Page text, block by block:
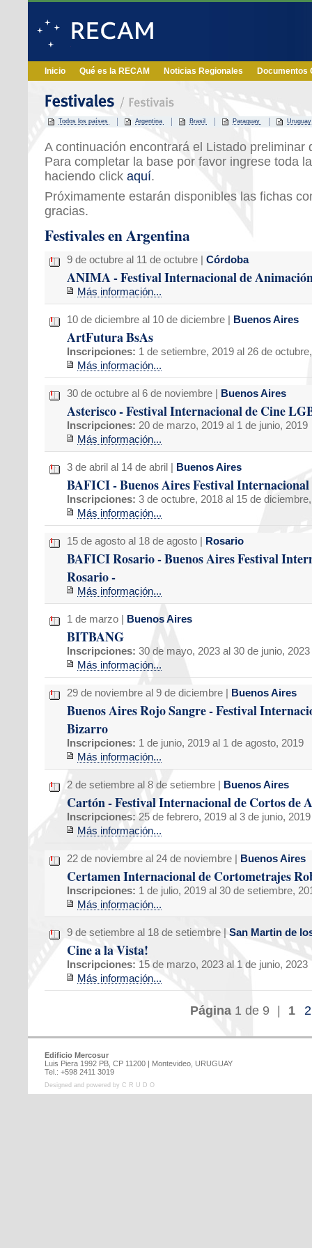
Inicio Qué es la RECAM Noticias Regionales Documentos
Todos los países Argentina Brasil Paraguay Uruguay
A continuación encontrará el Listado preliminar
Para completar la base por favor ingrese toda
haciendo click aquí.
Próximamente estarán disponibles las fichas
gracias.
Festivales en Argentina
9 de octubre al 11 de octubre | Córdoba
ANIMA - Festival Internacional de
Más información...
10 de diciembre al 10 de diciembre | Buenos Aires
ArtFutura BsAs
Inscripciones: 1 de setiembre, 2019 al 26 de
Más información...
30 de octubre al 6 de noviembre | Buenos Aires
Asterisco - Festival Internacional de Cine
Inscripciones: 20 de marzo, 2019 al 1 de junio, 2019
Más información...
3 de abril al 14 de abril | Buenos Aires
BAFICI - Buenos Aires Festival
Inscripciones: 3 de octubre, 2018 al 15 de
Más información...
15 de agosto al 18 de agosto | Rosario
BAFICI Rosario - Buenos Aires Festival
Rosario -
Más información...
1 de marzo | Buenos Aires
BITBANG
Inscripciones: 30 de mayo, 2023 al 30 de junio, 2023
Más información...
29 de noviembre al 9 de diciembre | Buenos Aires
Buenos Aires Rojo Sangre - Festival
Bizarro
Inscripciones: 1 de junio, 2019 al 1 de agosto, 2019
Más información...
2 de setiembre al 8 de setiembre | Buenos Aires
Cartón - Festival Internacional de Cortos de
Inscripciones: 25 de febrero, 2019 al 3 de junio, 2019
Más información...
22 de noviembre al 24 de noviembre | Buenos Aires
Certamen Internacional de Cortometrajes
Inscripciones: 1 de julio, 2019 al 30 de setiembre,
Más información...
9 de setiembre al 18 de setiembre | San Martin de
Cine a la Vista!
Inscripciones: 15 de marzo, 2023 al 1 de junio, 2023
Más información...
Página 1 de 9 1
Edificio Mercosur
Luis Piera 1992 PB, CP 11200 | Montevideo, URUGUAY
Tel.: +598 2411 3019
Designed and powered by C R U D O